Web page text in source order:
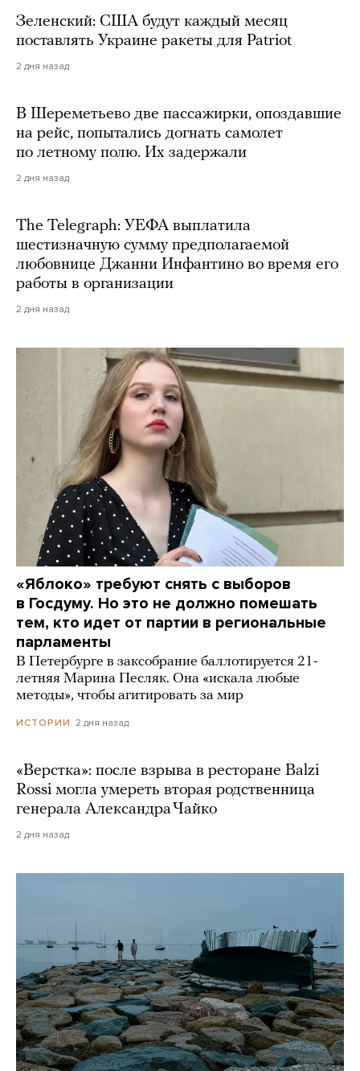
Зеленский: США будут каждый месяц
поставлять Украине ракеты для Patriot
2 дня назад
В Шереметьево две пассажирки, опоздавшие
на рейс, попытались догнать самолет
по летному полю. Их задержали
2 дня назад
The Telegraph: УЕФА выплатила
шестизначную сумму предполагаемой
любовнице Джанни Инфантино во время его
работы в организации
2 дня назад
«Яблоко» требуют снять с выборов
в Госдуму. Но это не должно помешать
тем, кто идет от партии в региональные
парламенты
В Петербурге в заксобрание баллотируется 21-
летняя Марина Песляк. Она «искала любые
методы», чтобы агитировать за мир
ИСТОРИИ 2 дня назад
«Верстка»: после взрыва в ресторане Balzi
Rossi могла умереть вторая родственница
генерала Александра Чайко
2 дня назад